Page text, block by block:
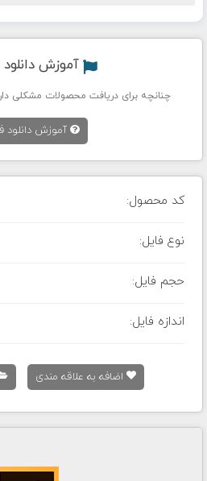
آموزش
چنانچه برای دریافت محصولات مشکلی
آموزش دانلود
کد محصول:
نوع فایل:
حجم فایل:
اندازه فایل:
اضافه به علاقه مندی